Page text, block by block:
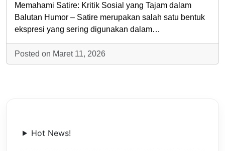
Memahami Satire: Kritik Sosial yang Tajam dalam
Balutan Humor – Satire merupakan salah satu bentuk
ekspresi yang sering digunakan dalam…
Posted on Maret 11, 2026
Hot News!